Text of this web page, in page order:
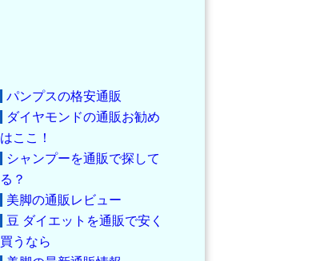
パンプスの格安通販
ダイヤモンドの通販お勧め
はここ！
シャンプーを通販で探して
る？
美脚の通販レビュー
豆 ダイエットを通販で安く
買うなら